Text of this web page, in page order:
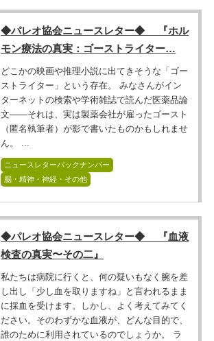
◆パレオ協会ニュースレター◆ 『ホル
モン療法の真実：ゴーストライター…
どこかの映画や推理小説に出てきそうな「ゴー
ストライター」という存在。 みなさんがイン
ターネットの検索や学術雑誌で読んだ医薬品論
文――それは、実は製薬会社が雇ったゴースト
（匿名執筆者）が影で書いたものかもしれませ
ん。 ...
ニュースレターバックナンバー
脳・精神・神経・その他
◆パレオ協会ニュースレター◆ 『血液
検査の真実〜その二』
私たちは病院に行くと、何の疑いもなく腕を差
し出し「少し血を取りますね」と言われるまま
に採血を受けます。しかし、よく考えてみてく
ださい。そのわずかな血液が、どんな目的で、
誰のために利用されているのでしょうか。 ラ